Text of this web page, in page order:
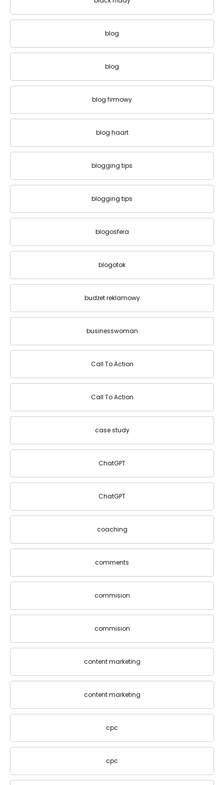
blog
blog
blog firmowy
blog haart
blogging tips
blogging tips
blogosfera
blogotok
budżet reklamowy
businesswoman
Call To Action
Call To Action
case study
ChatGPT
ChatGPT
coaching
comments
commision
commision
content marketing
content marketing
cpc
cpc